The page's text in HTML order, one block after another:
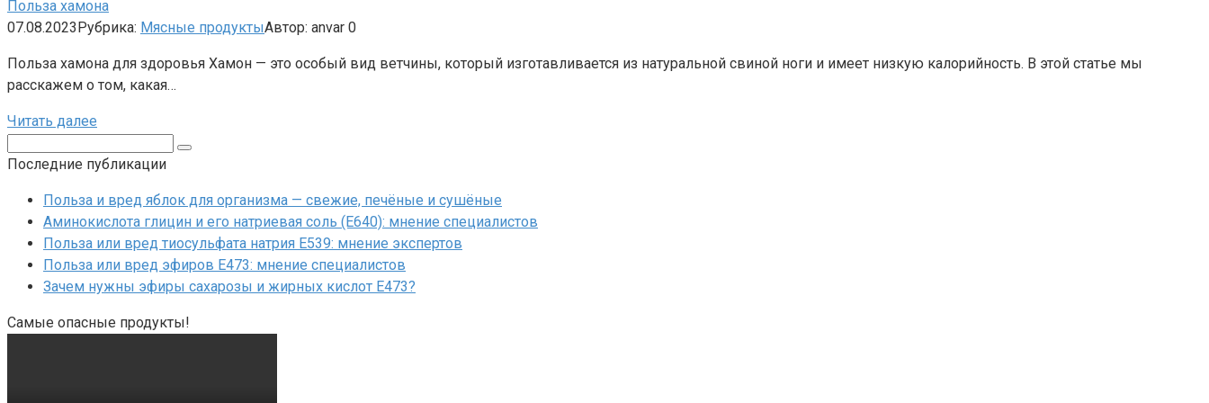
Польза хамона
07.08.2023Рубрика: Мясные продуктыАвтор: anvar 0
Польза хамона для здоровья Хамон — это особый вид ветчины, который изготавливается из натуральной свиной ноги и имеет низкую калорийность. В этой статье мы
расскажем о том, какая…
Читать далее
Последние публикации
Польза и вред яблок для организма — свежие, печёные и сушёные
Аминокислота глицин и его натриевая соль (Е640): мнение специалистов
Польза или вред тиосульфата натрия Е539: мнение экспертов
Польза или вред эфиров Е473: мнение специалистов
Зачем нужны эфиры сахарозы и жирных кислот Е473?
Самые опасные продукты!